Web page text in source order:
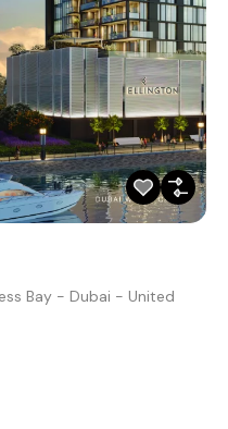
Bay - Dubai - United